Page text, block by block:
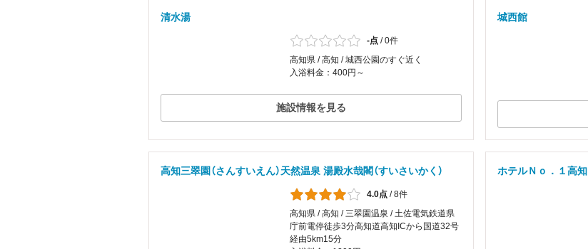
清水湯
-点 /0件
高知県 / 高知 / 城西公園のすぐ近く
入浴料金：400円～
施設情報を見る
城西館
高知三翠園（さんすいえん）天然温泉 湯殿水哉閣（すいさいかく）
4.0点 /8件
高知県 / 高知 / 三翠園温泉 / 土佐電気鉄道県
庁前電停徒歩3分高知道高知ICから国道32号
経由5km15分
ホテルＮｏ．１高知